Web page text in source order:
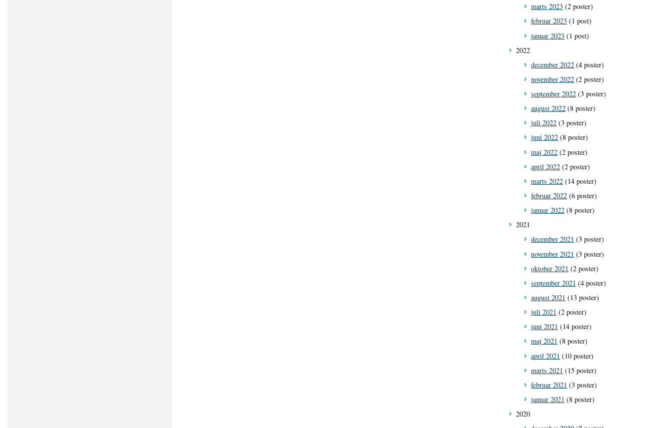
marts 2023 (2 poster)
februar 2023 (1 post)
januar 2023 (1 post)
2022
december 2022 (4 poster)
november 2022 (2 poster)
september 2022 (3 poster)
august 2022 (8 poster)
juli 2022 (3 poster)
juni 2022 (8 poster)
maj 2022 (2 poster)
april 2022 (2 poster)
marts 2022 (14 poster)
februar 2022 (6 poster)
januar 2022 (8 poster)
2021
december 2021 (3 poster)
november 2021 (3 poster)
oktober 2021 (2 poster)
september 2021 (4 poster)
august 2021 (13 poster)
juli 2021 (2 poster)
juni 2021 (14 poster)
maj 2021 (8 poster)
april 2021 (10 poster)
marts 2021 (15 poster)
februar 2021 (3 poster)
januar 2021 (8 poster)
2020